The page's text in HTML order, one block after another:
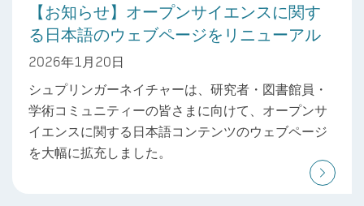
【お知らせ】オープンサイエンスに関す
る日本語のウェブページをリニューアル
2026年1月20日
シュプリンガーネイチャーは、研究者・図書館員・
学術コミュニティーの皆さまに向けて、オープンサ
イエンスに関する日本語コンテンツのウェブページ
を大幅に拡充しました。